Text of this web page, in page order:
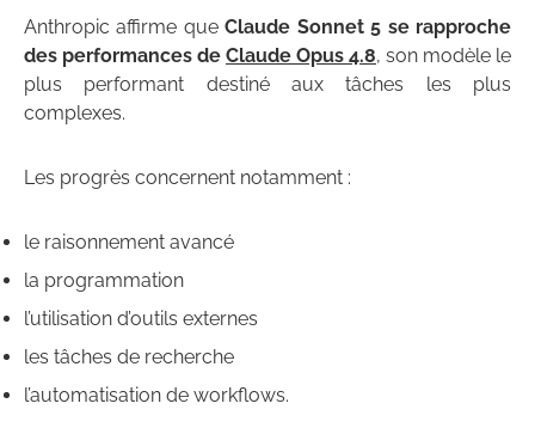
Anthropic affirme queClaude Sonnet 5 se rapproche
des performances de Claude Opus 4.8, son modèle le
plus performant destiné aux tâches les plus
complexes.
Les progrès concernent notamment :
le raisonnement avancé
la programmation
l’utilisation d’outils externes
les tâches de recherche
l’automatisation de workflows.